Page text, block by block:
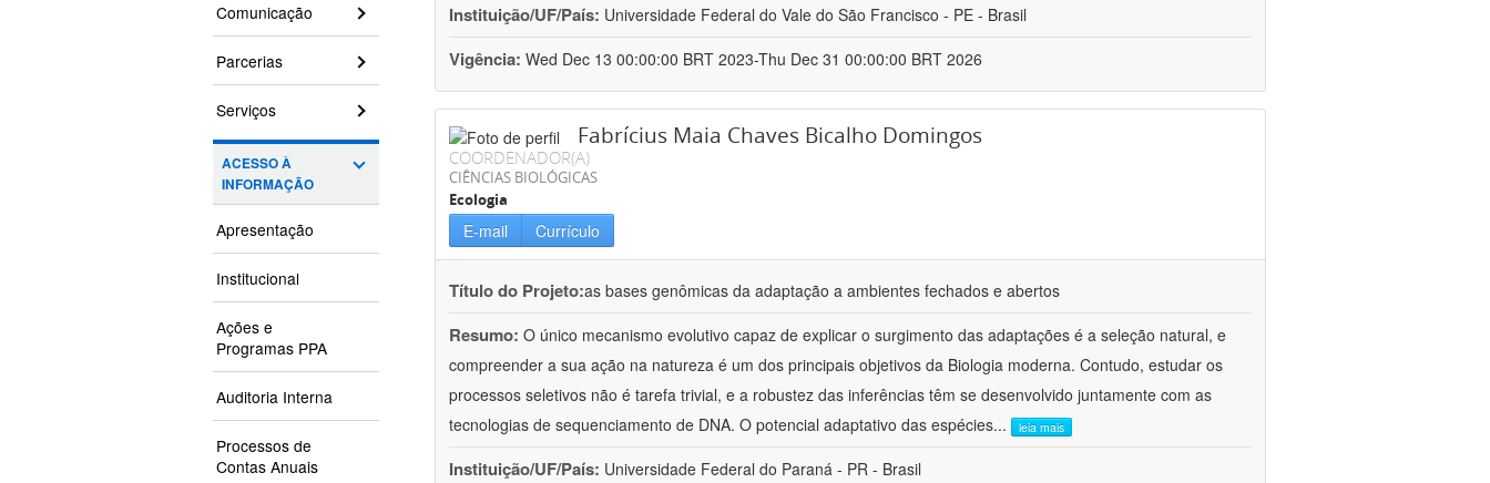
Comunicação
Parcerias
Serviços
ACESSO À
INFORMAÇÃO
Apresentação
Institucional
Ações e
Programas PPA
Auditoria Interna
Processos de
Contas Anuais
Instituição/UF/País: Universidade Federal do Vale do São Francisco - PE - Brasil
Vigência: Wed Dec 13 00:00:00 BRT 2023-Thu Dec 31 00:00:00 BRT 2026
Fabrícius Maia Chaves Bicalho Domingos
COORDENADOR(A)
CIÊNCIAS BIOLÓGICAS
Ecologia
E-mail Currículo
Título do Projeto:as bases genômicas da adaptação a ambientes fechados e abertos
Resumo: O único mecanismo evolutivo capaz de explicar o surgimento das adaptações é a seleção natural, e
compreender a sua ação na natureza é um dos principais objetivos da Biologia moderna. Contudo, estudar os
processos seletivos não é tarefa trivial, e a robustez das inferências têm se desenvolvido juntamente com as
tecnologias de sequenciamento de DNA. O potencial adaptativo das espécies... leia mais
Instituição/UF/País: Universidade Federal do Paraná - PR - Brasil